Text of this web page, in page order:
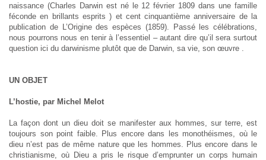
naissance (Charles Darwin est né le 12 février 1809 dans une famille
féconde en brillants esprits ) et cent cinquantième anniversaire de la
publication de L’Origine des espèces (1859). Passé les célébrations,
nous pourrons nous en tenir à l’essentiel – autant dire qu’il sera surtout
question ici du darwinisme plutôt que de Darwin, sa vie, son œuvre .
UN OBJET
L’hostie, par Michel Melot
La façon dont un dieu doit se manifester aux hommes, sur terre, est
toujours son point faible. Plus encore dans les monothéismes, où le
dieu n’est pas de même nature que les hommes. Plus encore dans le
christianisme, où Dieu a pris le risque d’emprunter un corps humain